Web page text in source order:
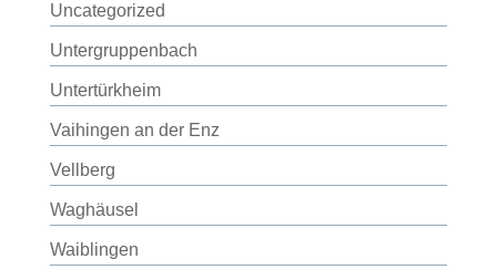
Uncategorized
Untergruppenbach
Untertürkheim
Vaihingen an der Enz
Vellberg
Waghäusel
Waiblingen